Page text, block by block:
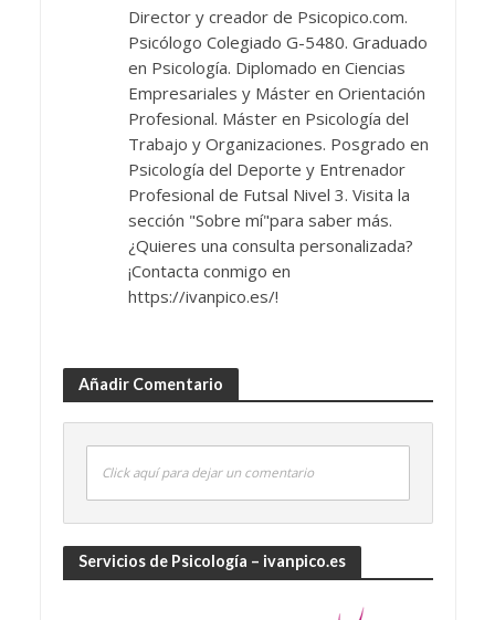
Director y creador de Psicopico.com.
Psicólogo Colegiado G-5480. Graduado
en Psicología. Diplomado en Ciencias
Empresariales y Máster en Orientación
Profesional. Máster en Psicología del
Trabajo y Organizaciones. Posgrado en
Psicología del Deporte y Entrenador
Profesional de Futsal Nivel 3. Visita la
sección "Sobre mí"para saber más.
¿Quieres una consulta personalizada?
¡Contacta conmigo en
https://ivanpico.es/!
Añadir Comentario
Click aquí para dejar un comentario
Servicios de Psicología – ivanpico.es